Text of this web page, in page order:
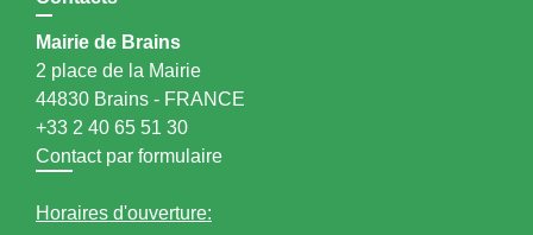
Mairie de Brains
2 place de la Mairie
44830 Brains - FRANCE
+33 2 40 65 51 30
Contact par formulaire
Horaires d'ouverture: